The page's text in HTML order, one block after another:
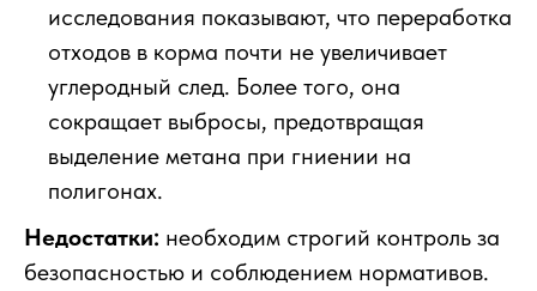
исследования показывают, что переработка
отходов в корма почти не увеличивает
углеродный след. Более того, она
сокращает выбросы, предотвращая
выделение метана при гниении на
полигонах.
Недостатки: необходим строгий контроль за
безопасностью и соблюдением нормативов.